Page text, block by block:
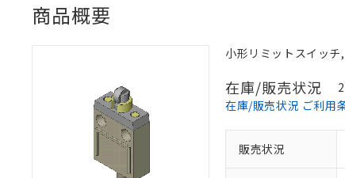
商品概要
小形リミットスイッ
在庫/販売状況
在庫/販売状況 ご利用
販売状況